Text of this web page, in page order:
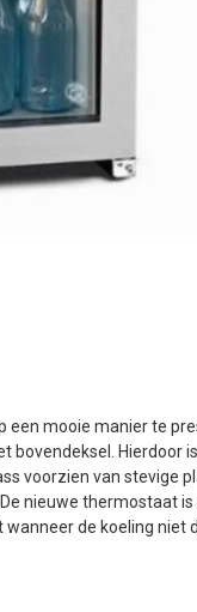
mooie manier te
bovendeksel. Hierdoor
voorzien van stevige
nieuwe thermostaat
de koeling niet